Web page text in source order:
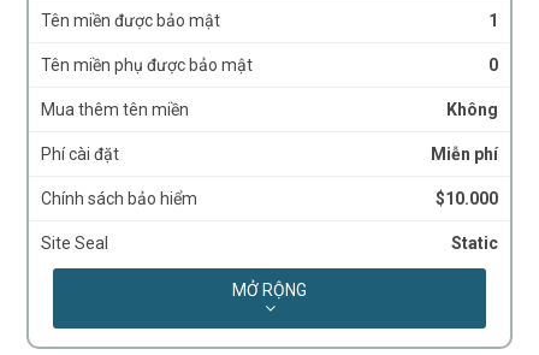
Tên miền được bảo mật 1
Tên miền phụ được bảo mật 0
Mua thêm tên miền Không
Phí cài đặt Miễn phí
Chính sách bảo hiểm $10.000
Site Seal Static
Hỗ trợ mọi trình duyệt Có
MỞ RỘNG